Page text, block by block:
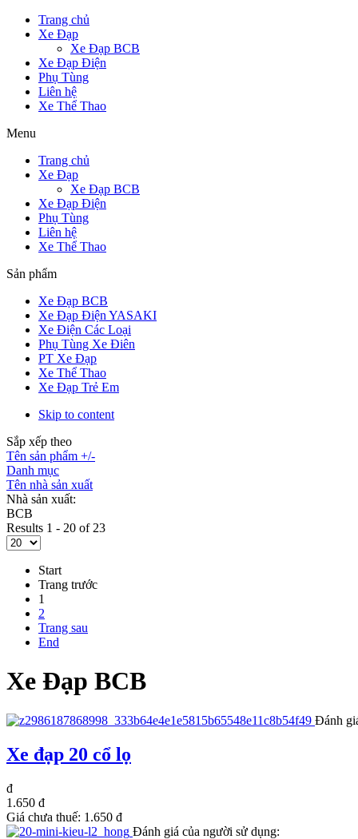
Trang chủ
Xe Đạp
Xe Đạp BCB
Xe Đạp Điện
Phụ Tùng
Liên hệ
Xe Thể Thao
Menu
Trang chủ
Xe Đạp
Xe Đạp BCB
Xe Đạp Điện
Phụ Tùng
Liên hệ
Xe Thể Thao
Sản phẩm
Xe Đạp BCB
Xe Đạp Điện YASAKI
Xe Điện Các Loại
Phụ Tùng Xe Điên
PT Xe Đạp
Xe Thể Thao
Xe Đạp Trẻ Em
Skip to content
Sắp xếp theo
Tên sản phẩm +/-
Danh mục
Tên nhà sản xuất
Nhà sản xuất:
BCB
Results 1 - 20 of 23
Start
Trang trước
1
2
Trang sau
End
Xe Đạp BCB
Đánh
Xe đạp 20 cổ lọ
đ
1.650 đ
Giá chưa thuế: 1.650 đ
Đánh giá của người sử dụng: